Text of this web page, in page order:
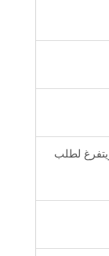
لطلب